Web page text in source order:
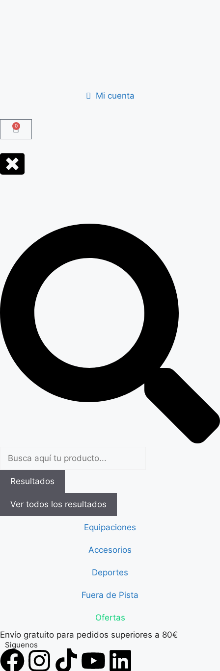
Mi cuenta
0
Resultados
Ver todos los resultados
Equipaciones
Accesorios
Deportes
Fuera de Pista
Ofertas
Envío gratuito para pedidos superiores a 80€
Siguenos